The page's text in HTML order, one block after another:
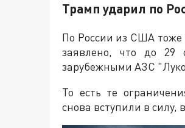
Трамп ударил по
По России из США тоже
заявлено, что до 29
зарубежными АЗС
То есть те
снова вступили в силу,